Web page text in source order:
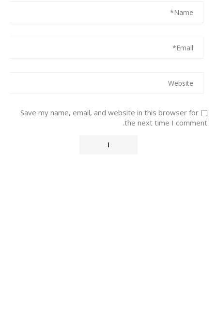
Save my name, email, and website in this browser for
the next time I comment.